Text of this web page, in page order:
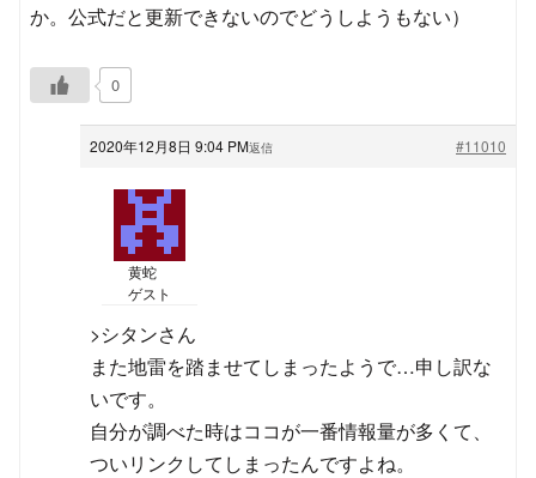
か。公式だと更新できないのでどうしようもない）
0
2020年12月8日 9:04 PM #11010
返信
黄蛇
ゲスト
>シタンさん
また地雷を踏ませてしまったようで…申し訳な
いです。
自分が調べた時はココが一番情報量が多くて、
ついリンクしてしまったんですよね。